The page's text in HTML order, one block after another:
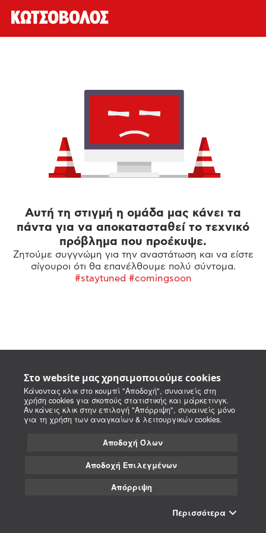
Στο website μας χρησιμοποιούμε cookies
Κάνοντας κλικ στο κουμπί "Αποδοχή", συναινείς στη
χρήση cookies για σκοπούς στατιστικής και μάρκετινγκ.
Αν κάνεις κλικ στην επιλογή "Απόρριψη", συναινείς μόνο
για τη χρήση των αναγκαίων & λειτουργικών cookies.
Αποδοχή Όλων
Αποδοχή Επιλεγμένων
Απόρριψη
Περισσότερα
Αυτή τη στιγμή η ομάδα μας κάνει τα
πάντα για να αποκατασταθεί το τεχνικό
πρόβλημα που προέκυψε.
Ζητούμε συγγνώμη για την αναστάτωση και να είστε
σίγουροι ότι θα επανέλθουμε πολύ σύντομα.
#staytuned #comingsoon